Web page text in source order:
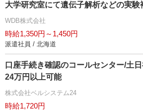
大学研究室にて遺伝子解析などの実験
WDB株式会社
時給1,350円～1,450円
派遣社員 / 北海道
口座手続き確認のコールセンター/土
24万円以上可能
株式会社ベルシステム24
時給1,720円